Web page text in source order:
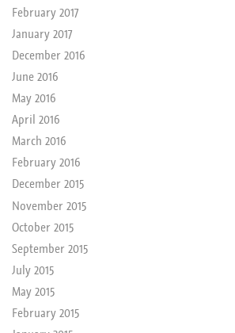
February 2017
January 2017
December 2016
June 2016
May 2016
April 2016
March 2016
February 2016
December 2015
November 2015
October 2015
September 2015
July 2015
May 2015
February 2015